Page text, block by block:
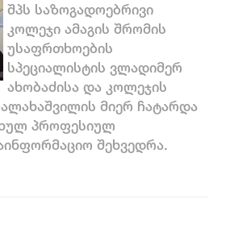
შპს საზოგადოებრივი
კოლეჯი ამაგის შრომის
უსაფრთხოების
სპეციალისტის ვლადიმერ
ახობაძისა და კოლეჯის
მიერ ჩატარდა
პროფესიულ
შეხვედრა.